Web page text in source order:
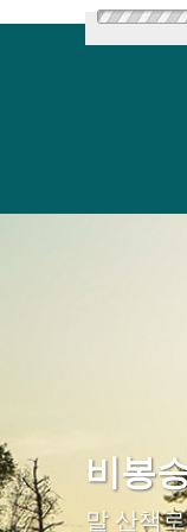
비봉
말 산책